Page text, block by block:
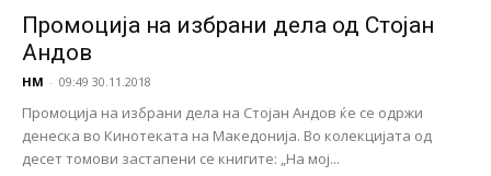
Промоција на избрани дела од Стојан
Андов
НМ - 09:49 30.11.2018
Промоција на избрани дела на Стојан Андов ќе се одржи
денеска во Кинотеката на Македонија. Во колекцијата од
десет томови застапени се книгите: „На мој...